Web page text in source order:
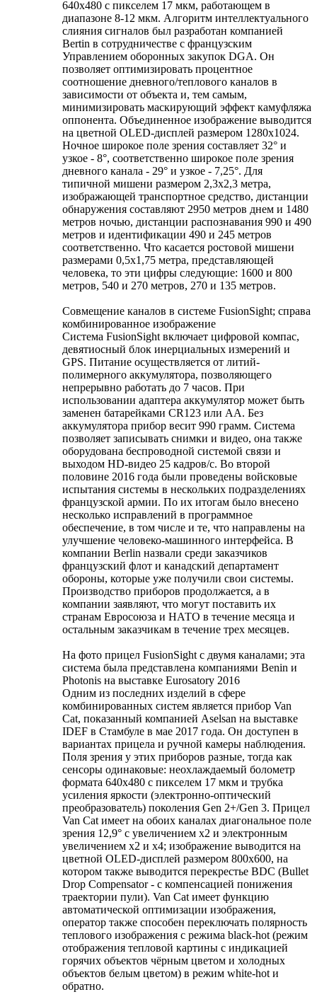
640x480 с пикселем 17 мкм, работающем в
диапазоне 8-12 мкм. Алгоритм интеллектуального
слияния сигналов был разработан компанией
Bertin в сотрудничестве с французским
Управлением оборонных закупок DGA. Он
позволяет оптимизировать процентное
соотношение дневного/теплового каналов в
зависимости от объекта и, тем самым,
минимизировать маскирующий эффект камуфляжа
оппонента. Объединенное изображение выводится
на цветной OLED-дисплей размером 1280x1024.
Ночное широкое поле зрения составляет 32° и
узкое - 8°, соответственно широкое поле зрения
дневного канала - 29° и узкое - 7,25°. Для
типичной мишени размером 2,3x2,3 метра,
изображающей транспортное средство, дистанции
обнаружения составляют 2950 метров днем и 1480
метров ночью, дистанции распознавания 990 и 490
метров и идентификации 490 и 245 метров
соответственно. Что касается ростовой мишени
размерами 0,5x1,75 метра, представляющей
человека, то эти цифры следующие: 1600 и 800
метров, 540 и 270 метров, 270 и 135 метров.
Совмещение каналов в системе FusionSight; справа
комбинированное изображение
Система FusionSight включает цифровой компас,
девятиосный блок инерциальных измерений и
GPS. Питание осуществляется от литий-
полимерного аккумулятора, позволяющего
непрерывно работать до 7 часов. При
использовании адаптера аккумулятор может быть
заменен батарейками CR123 или АА. Без
аккумулятора прибор весит 990 грамм. Система
позволяет записывать снимки и видео, она также
оборудована беспроводной системой связи и
выходом HD-видео 25 кадров/с. Во второй
половине 2016 года были проведены войсковые
испытания системы в нескольких подразделениях
французской армии. По их итогам было внесено
несколько исправлений в программное
обеспечение, в том числе и те, что направлены на
улучшение человеко-машинного интерфейса. В
компании Berlin назвали среди заказчиков
французский флот и канадский департамент
обороны, которые уже получили свои системы.
Производство приборов продолжается, а в
компании заявляют, что могут поставить их
странам Евросоюза и НАТО в течение месяца и
остальным заказчикам в течение трех месяцев.
На фото прицел FusionSight с двумя каналами; эта
система была представлена компаниями Benin и
Photonis на выставке Eurosatory 2016
Одним из последних изделий в сфере
комбинированных систем является прибор Van
Cat, показанный компанией Aselsan на выставке
IDEF в Стамбуле в мае 2017 года. Он доступен в
вариантах прицела и ручной камеры наблюдения.
Поля зрения у этих приборов разные, тогда как
сенсоры одинаковые: неохлаждаемый болометр
формата 640x480 с пикселем 17 мкм и трубка
усиления яркости (электронно-оптический
преобразователь) поколения Gen 2+/Gen 3. Прицел
Van Cat имеет на обоих каналах диагональное поле
зрения 12,9° с увеличением х2 и электронным
увеличением х2 и х4; изображение выводится на
цветной OLED-дисплей размером 800x600, на
котором также выводится перекрестье BDC (Bullet
Drop Compensator - с компенсацией понижения
траектории пули). Van Cat имеет функцию
автоматической оптимизации изображения,
оператор также способен переключать полярность
теплового изображения с режима black-hot (режим
отображения тепловой картины с индикацией
горячих объектов чёрным цветом и холодных
объектов белым цветом) в режим white-hot и
обратно.